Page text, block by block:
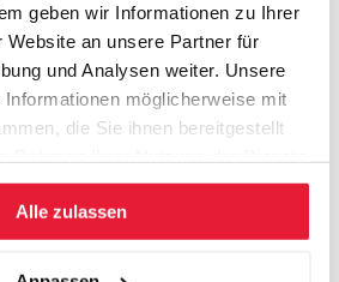
geben wir Informationen zu Ihrer
Website an unsere Partner für
und Analysen weiter. Unsere
möglicherweise mit
die Sie ihnen bereitgestellt
Alle zulassen
der St.
Consulting.